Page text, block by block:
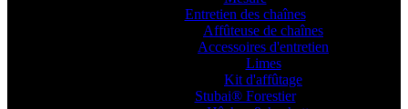
Entretien des chaînes
Affûteuse de chaînes
Accessoires d'entretien
Limes
Kit d'affûtage
Stubai® Forestier